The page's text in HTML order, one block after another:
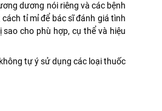
dương nói riêng và các bệnh
tỉ mỉ để bác sĩ đánh giá tình
cho phù hợp, cụ thể và hiệu
tự ý sử dụng các loại thuốc